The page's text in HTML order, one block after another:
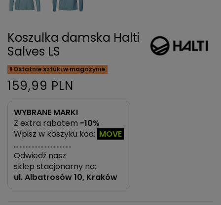
Koszulka damska Halti
Salves LS
Ostatnie sztuki w magazynie
159,99 PLN
WYBRANE MARKI
Z extra rabatem -10%
Wpisz w koszyku kod: MOVE
…………………………………
Odwiedź nasz
sklep stacjonarny na:
ul.Albatrosów 10, Kraków